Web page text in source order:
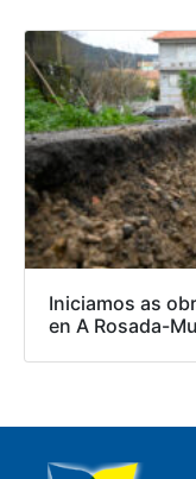
Iniciamos as
en A Rosada-